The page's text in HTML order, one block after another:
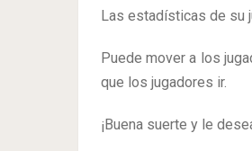
Las estadísticas de su
Puede mover a los
que los jugadores ir.
¡Buena suerte y le